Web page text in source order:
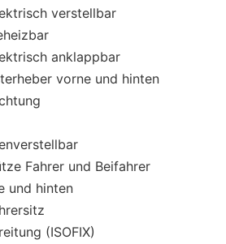
verstellbar
anklappbar
vorne und hinten
Fahrer und Beifahrer
und hinten
(ISOFIX)